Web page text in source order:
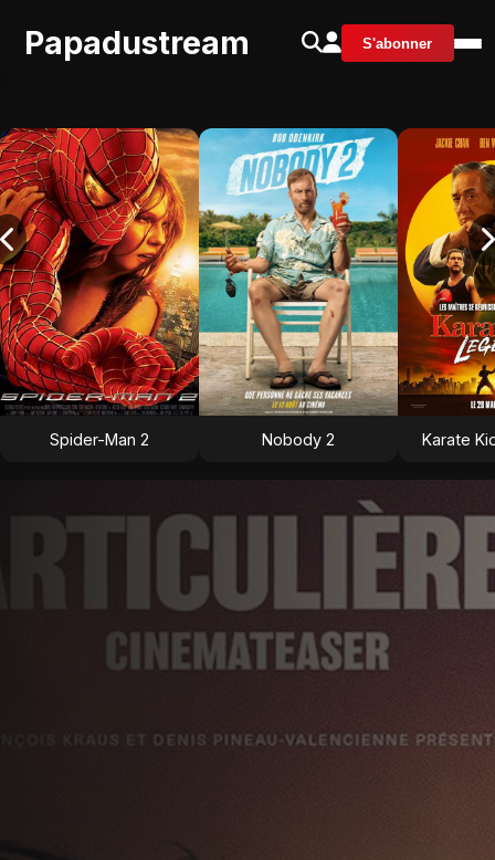
Papadustream S'abonner
Spider-Man 2 Nobody 2 Karate